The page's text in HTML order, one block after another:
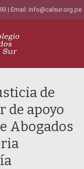
| Email: info@calsur.org.pe
de
de apoyo
Abogados